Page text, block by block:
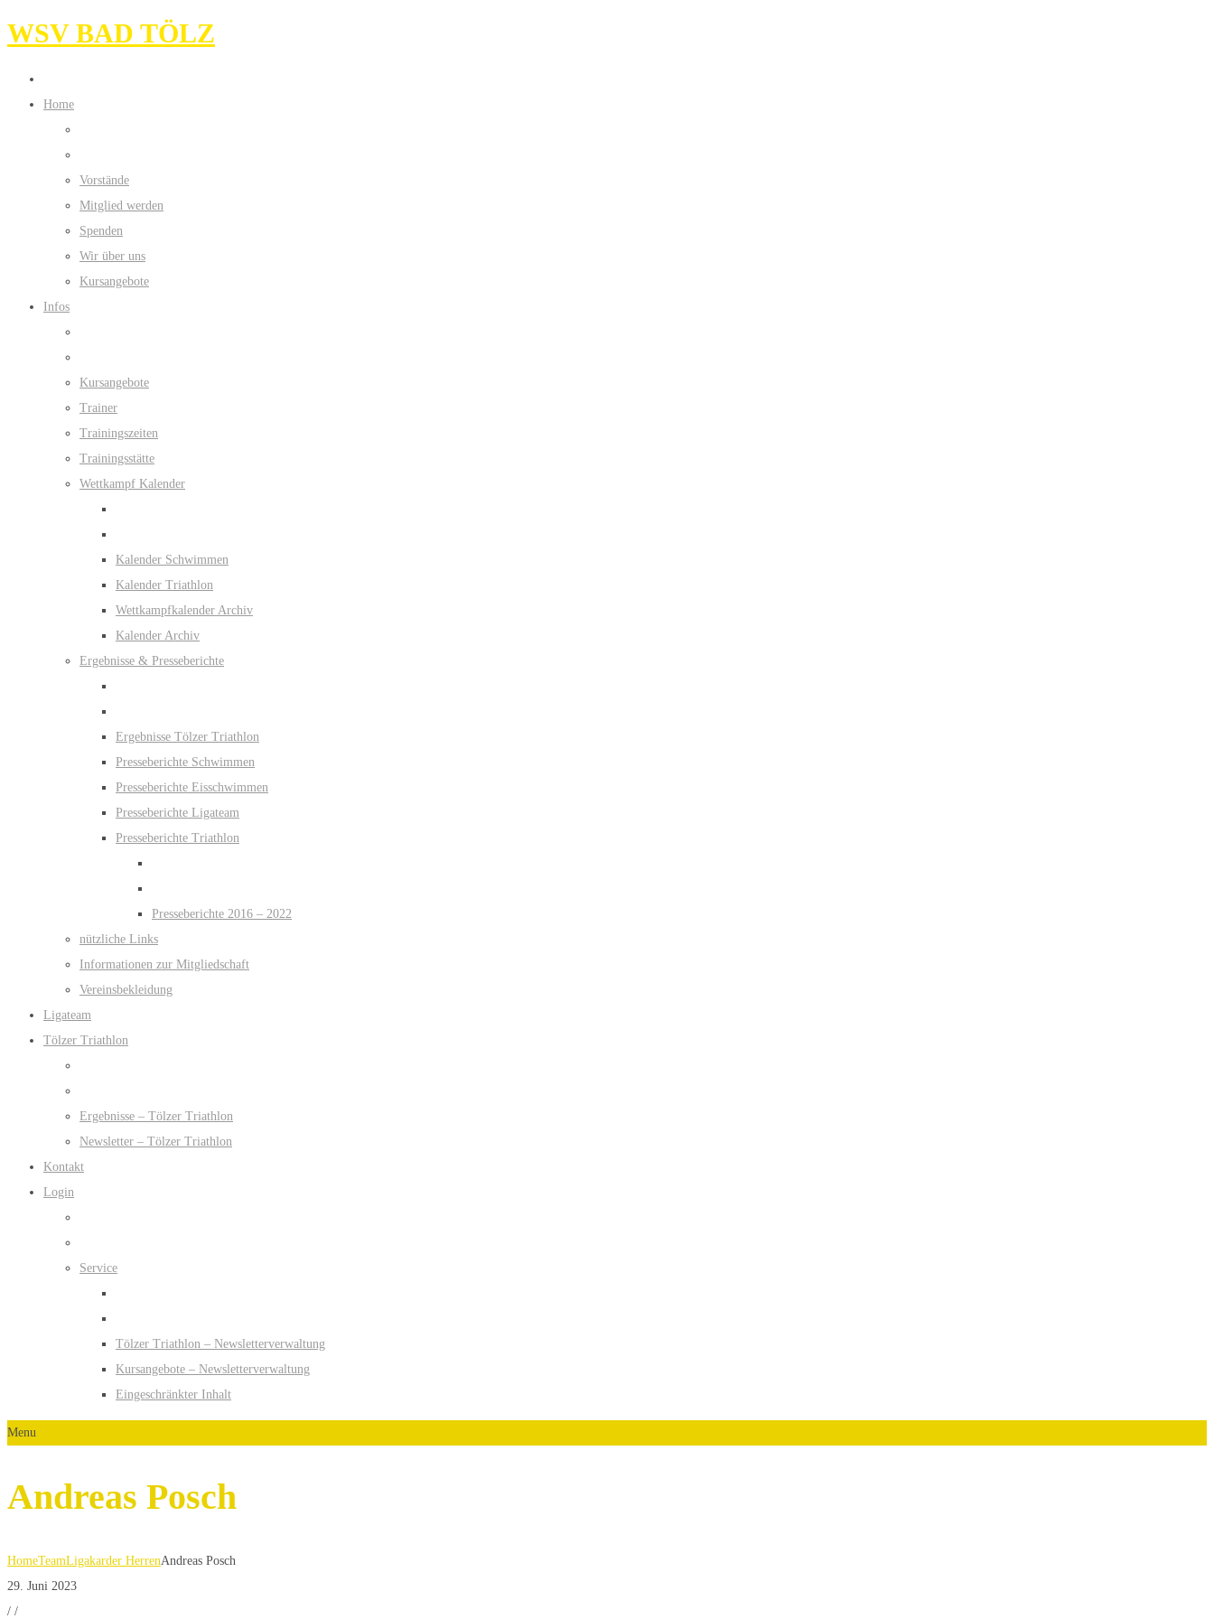
WSV BAD TÖLZ
Home
Vorstände
Mitglied werden
Spenden
Wir über uns
Kursangebote
Infos
Kursangebote
Trainer
Trainingszeiten
Trainingsstätte
Wettkampf Kalender
Kalender Schwimmen
Kalender Triathlon
Wettkampfkalender Archiv
Kalender Archiv
Ergebnisse & Presseberichte
Ergebnisse Tölzer Triathlon
Presseberichte Schwimmen
Presseberichte Eisschwimmen
Presseberichte Ligateam
Presseberichte Triathlon
Presseberichte 2016 – 2022
nützliche Links
Informationen zur Mitgliedschaft
Vereinsbekleidung
Ligateam
Tölzer Triathlon
Ergebnisse – Tölzer Triathlon
Newsletter – Tölzer Triathlon
Kontakt
Login
Service
Tölzer Triathlon – Newsletterverwaltung
Kursangebote – Newsletterverwaltung
Eingeschränkter Inhalt
Menu
Andreas Posch
HomeTeamLigakarder HerrenAndreas Posch
29. Juni 2023
/ /